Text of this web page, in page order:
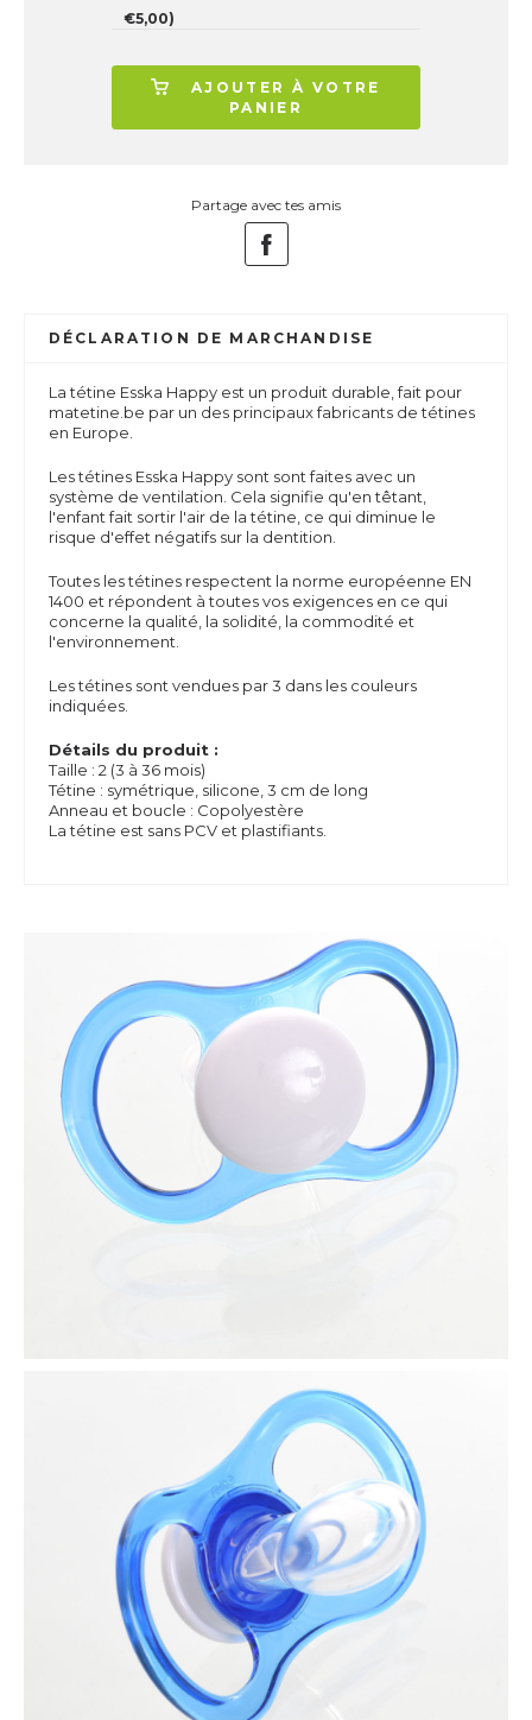
€5,00)
AJOUTER À VOTRE
PANIER
Partage avec tes amis
DÉCLARATION DE MARCHANDISE
La tétine Esska Happy est un produit durable, fait pour
matetine.be par un des principaux fabricants de tétines
en Europe.
Les tétines Esska Happy sont sont faites avec un
système de ventilation. Cela signifie qu'en têtant,
l'enfant fait sortir l'air de la tétine, ce qui diminue le
risque d'effet négatifs sur la dentition.
Toutes les tétines respectent la norme européenne EN
1400 et répondent à toutes vos exigences en ce qui
concerne la qualité, la solidité, la commodité et
l'environnement.
Les tétines sont vendues par 3 dans les couleurs
indiquées.
Détails du produit :
Taille : 2 (3 à 36 mois)
Tétine : symétrique, silicone, 3 cm de long
Anneau et boucle : Copolyestère
La tétine est sans PCV et plastifiants.